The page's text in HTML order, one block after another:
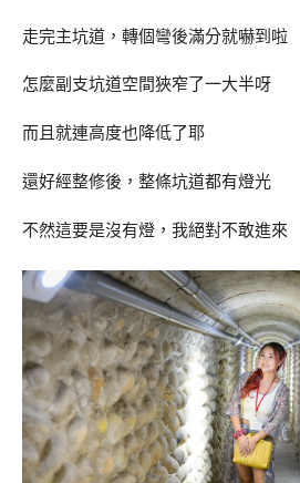
走完主坑道，轉個彎後滿分就嚇到啦
怎麼副支坑道空間狹窄了一大半呀
而且就連高度也降低了耶
還好經整修後，整條坑道都有燈光
不然這要是沒有燈，我絕對不敢進來